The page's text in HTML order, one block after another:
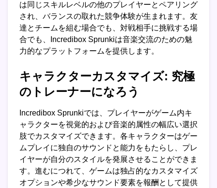
は同じスキルレベルの他のプレイヤーとペアリング
され、バランスの取れた競争体験が生まれます。友
達とチームを組む場合でも、対戦相手に挑戦する場
合でも、Incredibox Sprunkiは音楽交流のための魅
力的なプラットフォームを提供します。
キャラクターカスタマイズ: 究極
のトレーナーになろう
Incredibox Sprunkiでは、プレイヤーがゲーム内キ
ャラクターを視覚的および音楽的属性の幅広い選択
肢でカスタマイズできます。各キャラクターはゲー
ムプレイに独自のサウンドと能力をもたらし、プレ
イヤーが自分のスタイルを発展させることができま
す。進むにつれて、ゲームは独占的なカスタマイズ
オプションや希少なサウンド要素を報酬として提供